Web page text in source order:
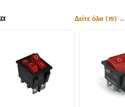
Δείτε όλα (15) →